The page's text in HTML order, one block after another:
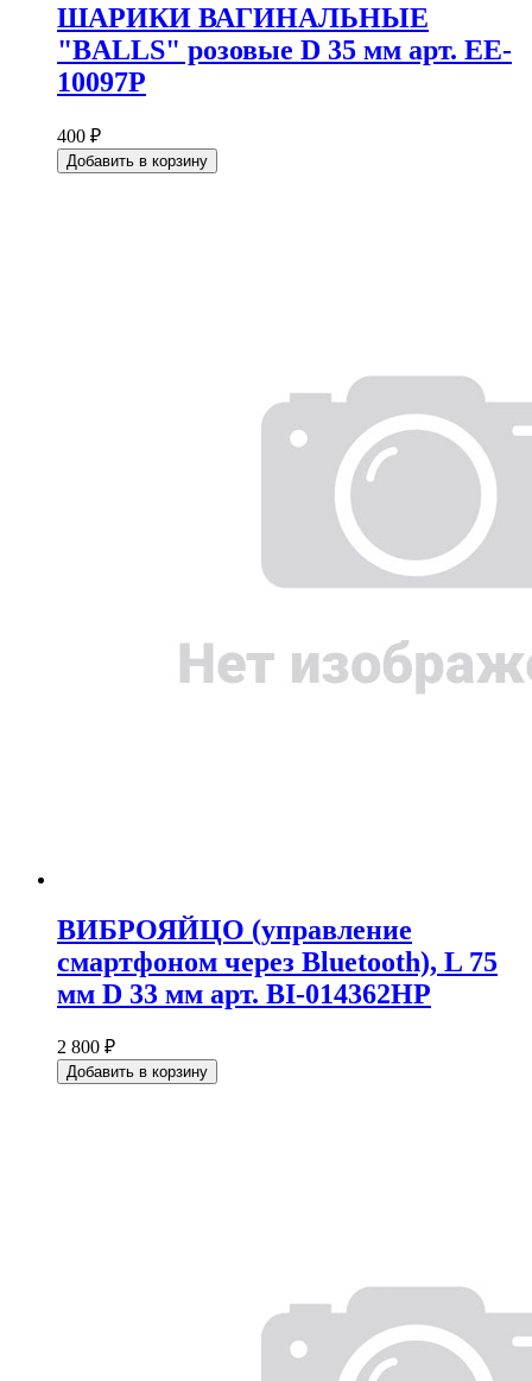
ШАРИКИ ВАГИНАЛЬНЫЕ
"BALLS" розовые D 35 мм арт. EE-
10097P
400 ₽
Добавить в корзину
ВИБРОЯЙЦО (управление
смартфоном через Bluetooth), L 75
мм D 33 мм арт. BI-014362HP
2 800 ₽
Добавить в корзину